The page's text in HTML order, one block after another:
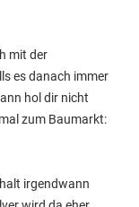
mit der
es danach immer
hol dir nicht
zum Baumarkt:
irgendwann